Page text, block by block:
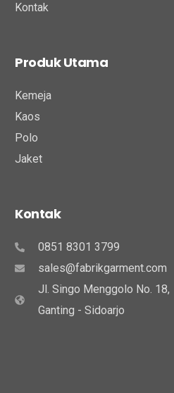
Kontak
Produk Utama
Kemeja
Kaos
Polo
Jaket
Kontak
0851 8301 3799
sales@fabrikgarment.com
Jl. Singo Menggolo No. 18,
Ganting - Sidoarjo